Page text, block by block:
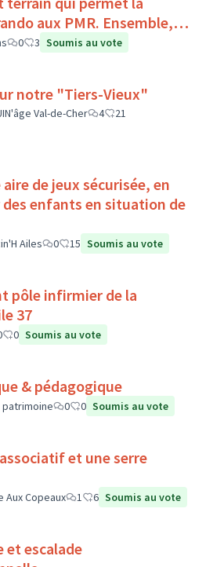
aux PMR. Ensemble,
:)
0 3 Soumis au vote
notre "Tiers-Vieux"
Val-de-Cher 4
21
de jeux sécurisée, en
enfants en situation de
Ailes 0 15 Soumis au vote
pôle infirmier de la
37
0 Soumis au vote
& pédagogique
patrimoine 0 0 Soumis au vote
et une serre
Aux Copeaux 1 6 Soumis au vote
et escalade